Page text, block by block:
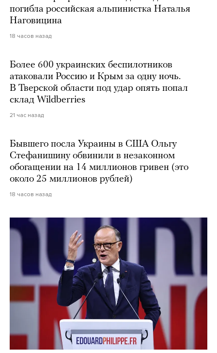
погибла российская альпинистка Наталья
Наговицина
18 часов назад
Более 600 украинских беспилотников
атаковали Россию и Крым за одну ночь.
В Тверской области под удар опять попал
склад Wildberries
21 час назад
Бывшего посла Украины в США Ольгу
Стефанишину обвинили в незаконном
обогащении на 14 миллионов гривен (это
около 25 миллионов рублей)
18 часов назад